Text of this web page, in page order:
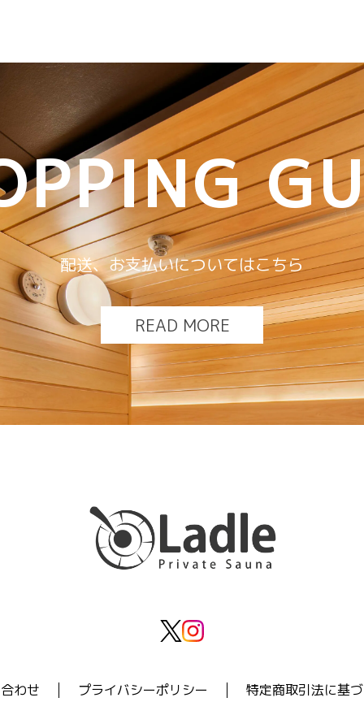
配送、お支払いについてはこちら
READ MORE
わせ プライバシーポリシー 特定商取引法に基